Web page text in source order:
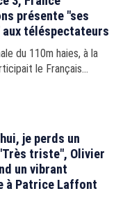
présente "ses
aux téléspectateurs
du 110m haies, à la
le Français
a été coupée en plein
je perds un
triste", Olivier
un vibrant
à Patrice Laffont